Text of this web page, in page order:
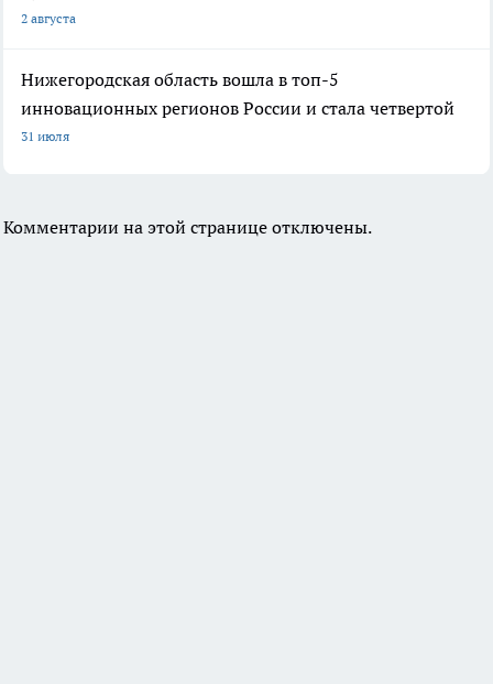
2 августа
Нижегородская область вошла в топ-5
инновационных регионов России и стала четвертой
31 июля
Комментарии на этой странице отключены.